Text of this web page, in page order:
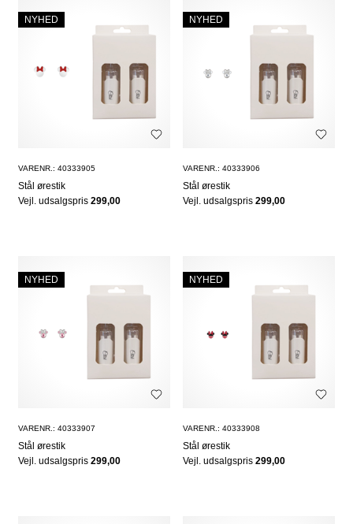
NYHED
VARENR.: 40333905
Stål ørestik
Vejl. udsalgspris 299,00
NYHED
VARENR.: 40333906
Stål ørestik
Vejl. udsalgspris299,00
NYHED
VARENR.: 40333907
Stål ørestik
Vejl. udsalgspris 299,00
NYHED
VARENR.: 40333908
Stål ørestik
Vejl. udsalgspris299,00